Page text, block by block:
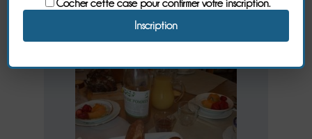
Cocher cette case pour confirmer votre inscription.